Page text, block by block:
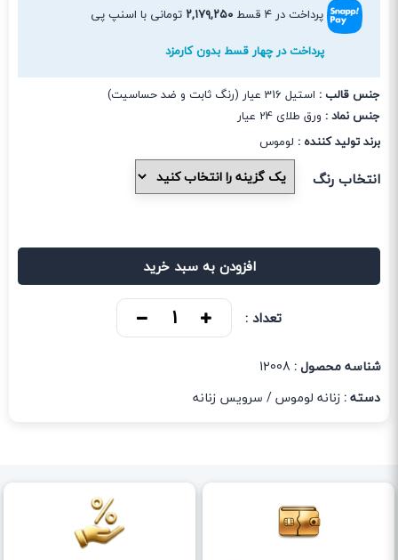
پرداخت در ۴ قسط ۲,۱۷۹,۲۵۰ تومانی با اسنپ پی
پرداخت در چهار قسط بدون کارمزد
جنس قالب : استیل 316 عیار (رنگ ثابت و ضد حساسیت)
جنس نماد : ورق طلای 24 عیار
برند تولید کننده : لوموس
انتخاب رنگ
افزودن به سبد خرید
تعداد :
شناسه محصول : 12008
دسته :زنانه لوموس/ سرویس زنانه